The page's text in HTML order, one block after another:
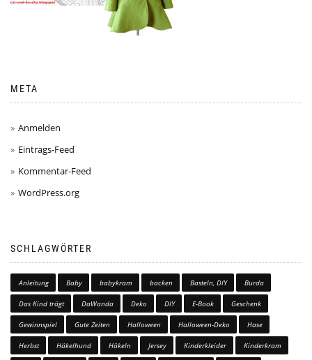
META
Anmelden
Eintrags-Feed
Kommentar-Feed
WordPress.org
SCHLAGWÖRTER
Anleitung Baby babykram backen Basteln, DIY Burda
Das Kind trägt DaWanda Deko DIY E-Book Geschenk
Gewinnspiel Gute Zeiten Halloween Halloween-Deko Hase
Herbst Häkelhund Häkeln Jersey Kinderkleider Kinderkram